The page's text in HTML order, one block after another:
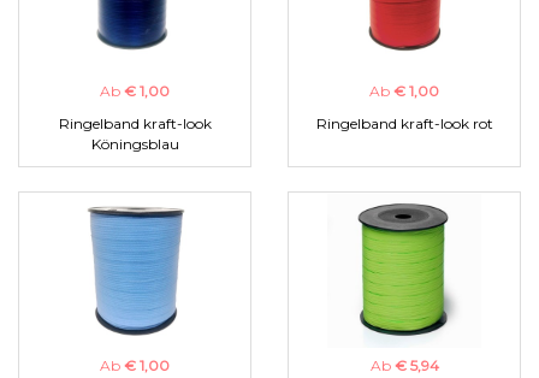
Ab € 1,00
Ringelband kraft-look
Köningsblau
Ab € 1,00
Ringelband kraft-look rot
Ab € 1,00 Ab € 5,94